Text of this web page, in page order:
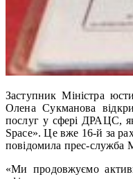
Заступник Міністра
Олена Сукманова
послуг у сфері ДРАЦС,
Space». Це вже 16-й за
повідомила прес-служба
«Ми продовжуємо